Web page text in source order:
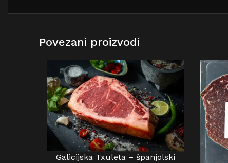
Povezani proizvodi
DODAJ U KOŠARICU
Galicijska Txuleta – španjolski